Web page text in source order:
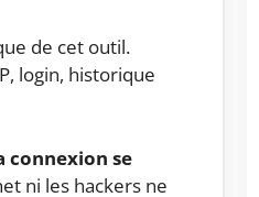
de cet outil.
login, historique
connexion se
ni les hackers ne